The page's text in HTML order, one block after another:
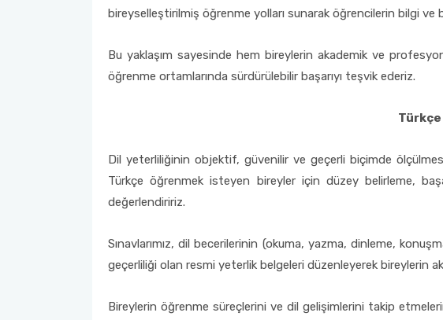
bireyselleştirilmiş öğrenme yolları sunarak öğrencilerin bilgi ve
Bu yaklaşım sayesinde hem bireylerin akademik ve
öğrenme ortamlarında sürdürülebilir başarıyı teşvik ederiz.
Dil yeterliliğinin objektif, güvenilir ve geçerli biçimde
Türkçe öğrenmek isteyen bireyler için düzey belirleme,
değerlendiririz.
Sınavlarımız, dil becerilerinin (okuma, yazma, dinleme,
geçerliliği olan resmi yeterlik belgeleri düzenleyerek bireylerin
Bireylerin öğrenme süreçlerini ve dil gelişimlerini takip